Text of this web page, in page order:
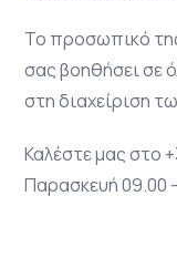
Το προσωπικό
σας βοηθήσει σε
στη διαχείριση
Καλέστε μας στο
Παρασκευή 09.00